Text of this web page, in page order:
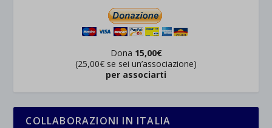
Dona 15,00€
(25,00€ se sei un’associazione)
per associarti
COLLABORAZIONI IN ITALIA